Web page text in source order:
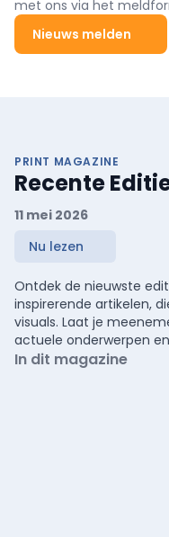
met ons via het
Nieuws melden
PRINT MAGAZINE
Recente
11 mei 2026
Nu lezen
Ontdek de nieuwste
inspirerende artikelen,
visuals. Laat je
actuele onderwerpen
In dit magazine